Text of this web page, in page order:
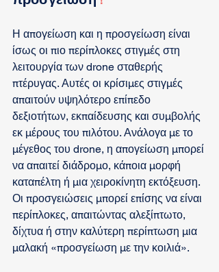
Η απογείωση και η προσγείωση είναι
ίσως οι πιο περίπλοκες στιγμές στη
λειτουργία των drone σταθερής
πτέρυγας. Αυτές οι κρίσιμες στιγμές
απαιτούν υψηλότερο επίπεδο
δεξιοτήτων, εκπαίδευσης και συμβολής
εκ μέρους του πιλότου. Ανάλογα με το
μέγεθος του drone, η απογείωση μπορεί
να απαιτεί διάδρομο, κάποια μορφή
καταπέλτη ή μια χειροκίνητη εκτόξευση.
Οι προσγειώσεις μπορεί επίσης να είναι
περίπλοκες, απαιτώντας αλεξίπτωτο,
δίχτυα ή στην καλύτερη περίπτωση μια
μαλακή «προσγείωση με την κοιλιά».